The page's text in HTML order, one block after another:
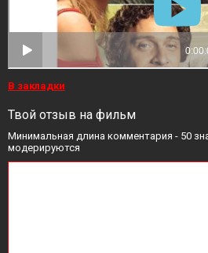
В закладки
Твой отзыв на фильм
Минимальная длина комментария - 50
модерируются